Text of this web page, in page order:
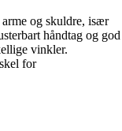
og skuldre, især
håndtag og god
vinkler.
for